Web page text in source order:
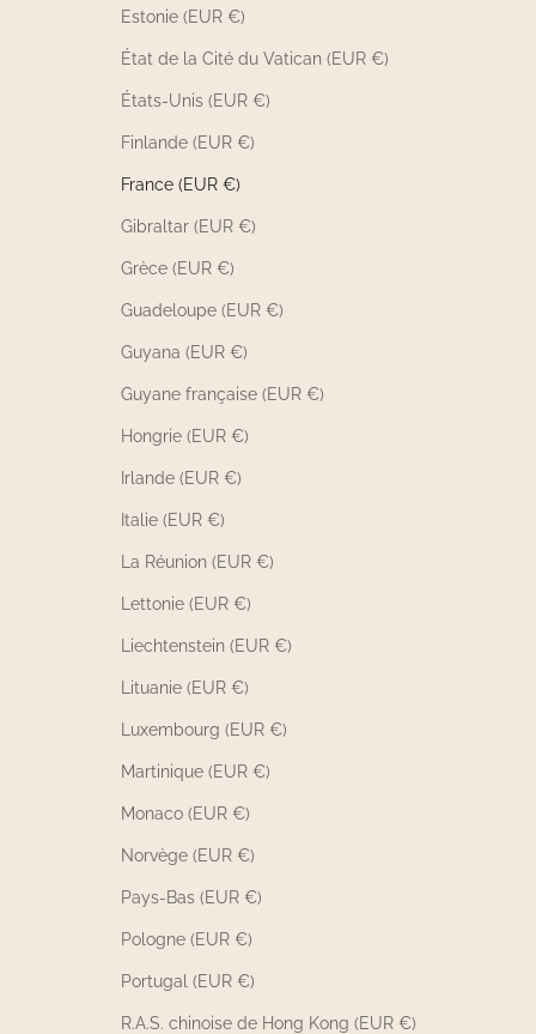
Estonie (EUR €)
État de la Cité du Vatican (EUR €)
États-Unis (EUR €)
Finlande (EUR €)
France (EUR €)
Gibraltar (EUR €)
Grèce (EUR €)
Guadeloupe (EUR €)
Guyana (EUR €)
Guyane française (EUR €)
Hongrie (EUR €)
Irlande (EUR €)
Italie (EUR €)
La Réunion (EUR €)
Lettonie (EUR €)
Liechtenstein (EUR €)
Lituanie (EUR €)
Luxembourg (EUR €)
Martinique (EUR €)
Monaco (EUR €)
Norvège (EUR €)
Pays-Bas (EUR €)
Pologne (EUR €)
Portugal (EUR €)
R.A.S. chinoise de Hong Kong (EUR €)